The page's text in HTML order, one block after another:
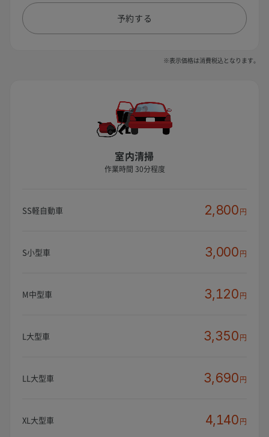
予約する
※表示価格は消費税込となります。
室内清掃
作業時間 30分程度
SS軽自動車 2,800円
S小型車 3,000円
M中型車 3,120円
L大型車 3,350円
LL大型車 3,690円
XL大型車 4,140円